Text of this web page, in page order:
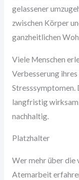
gelassener
zwischen Körper
ganzheitlichen
Viele Menschen
Verbesserung
Stresssymptomen.
langfristig wirksam
nachhaltig.
Platzhalter
Wer mehr über
Atemarbeit